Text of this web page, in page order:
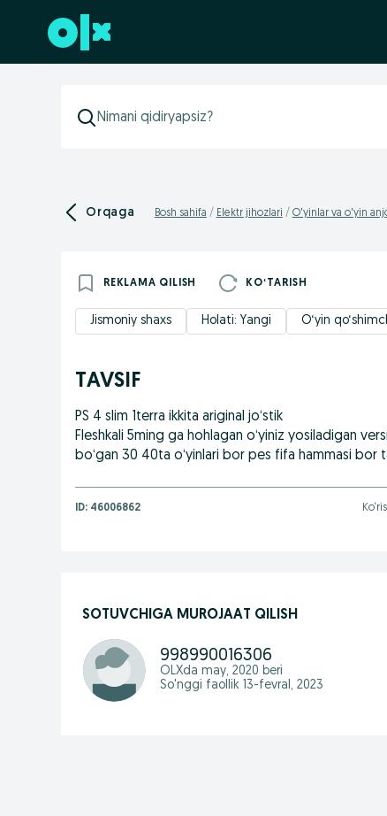
Futerga oʻtish
Orqaga Bosh sahifa Elektr jihozlari O'yinlar va o'yin
REKLAMA QILISH KOʻTARISH
Jismoniy shaxs Holati: Yangi O‘yin
TAVSIF
PS 4 slim 1terra ikkita ariginal jo‘stik
Fleshkali 5ming ga hohlagan o‘yiniz yosiladigan
bo‘gan 30 40ta o‘yinlari bor pes fifa hammasi
ID: 46006862
SOTUVCHIGA MUROJAAT QILISH
998990016306
OLXda may, 2020 beri
So'nggi faollik 13-fevral, 2023